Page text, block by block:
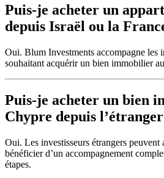
Puis-je acheter un
depuis Israël ou la
Oui. Blum Investments accompagne les
souhaitant acquérir un bien immobilier
Puis-je acheter un bien
Chypre depuis
Oui. Les investisseurs étrangers peuvent
bénéficier d’un accompagnement
étapes.